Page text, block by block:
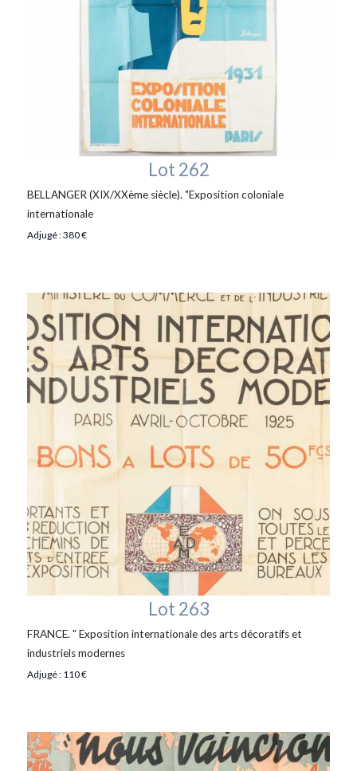
Lot 262
BELLANGER (XIX/XXème siècle). "Exposition coloniale
internationale
Adjugé : 380 €
Lot 263
FRANCE. " Exposition internationale des arts décoratifs et
industriels modernes
Adjugé : 110 €